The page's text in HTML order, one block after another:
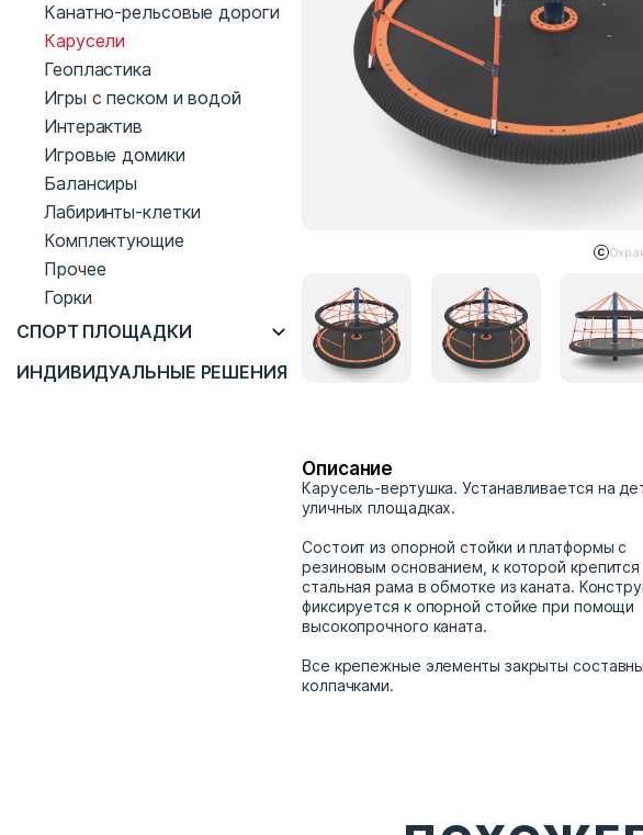
Канатно-рельсовые дороги
Карусели
Геопластика
Игры с песком и водой
Интерактив
Игровые домики
Балансиры
Лабиринты-клетки
Комплектующие
Прочее
Горки
СПОРТ ПЛОЩАДКИ
ИНДИВИДУАЛЬНЫЕ РЕШЕНИЯ
Описание
Карусель-вертушка. Устанавливается на
уличных площадках.
Состоит из опорной стойки и платформы с
резиновым основанием, к которой крепится
стальная рама в обмотке из каната.
фиксируется к опорной стойке при помощи
высокопрочного каната.
Все крепежные элементы закрыты
колпачками.